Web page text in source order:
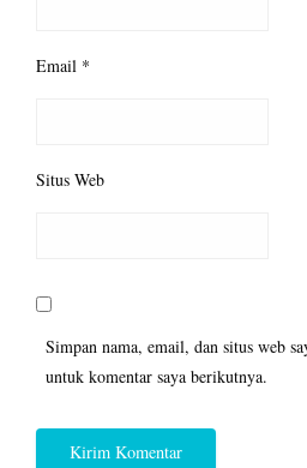
Email *
Situs Web
Simpan nama, email, dan situs web
untuk komentar saya berikutnya.